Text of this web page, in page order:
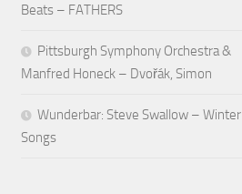
Beats – FATHERS
Pittsburgh Symphony Orchestra &
Manfred Honeck – Dvořák, Simon
Wunderbar: Steve Swallow – Winter
Songs